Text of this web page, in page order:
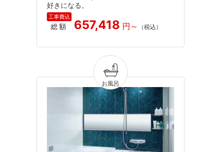
好きになる。
総額 657,418